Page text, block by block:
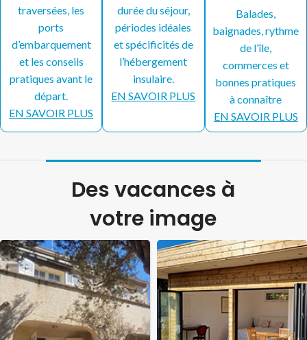
traversées, les
ports
d’embarquement
et les conseils
pratiques avant le
départ.
EN SAVOIR PLUS
durée du séjour,
périodes idéales
et spécificités de
l’hébergement
insulaire.
EN SAVOIR PLUS
Balades,
baignades, rythme
de l’île,
commerces et
bonnes pratiques
à connaître
EN SAVOIR PLUS
Des vacances à
votre image